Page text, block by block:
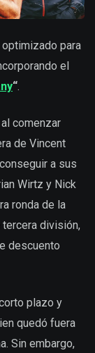
para
el
“.
comenzar
de Vincent
a sus
Wirtz y Nick
ronda de la
tercera división,
descuento
plazo y
quedó fuera
Sin embargo,